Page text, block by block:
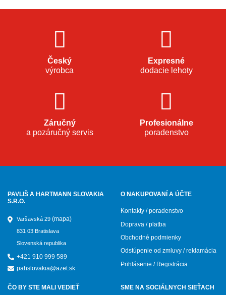
Český
výrobca
Expresné
dodacie lehoty
Záručný
a pozáručný servis
Profesionálne
poradenstvo
PAVLIŠ A HARTMANN SLOVAKIA
S.R.O.
Varšavská 29 (mapa)
831 03 Bratislava
Slovenská republika
+421 910 999 589
pahslovakia@azet.sk
O NAKUPOVANÍ A ÚČTE
Kontakty / poradenstvo
Doprava / platba
Obchodné podmienky
Odstúpenie od zmluvy / reklamácia
Prihlásenie / Registrácia
ČO BY STE MALI VEDIEŤ SME NA SOCIÁLNYCH SIEŤACH